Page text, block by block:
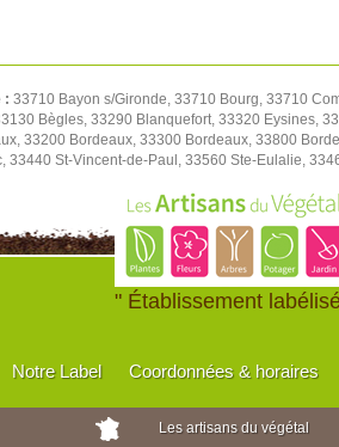
: 33710 Bayon s/Gironde, 33710 Bourg, 33710
Bègles, 33290 Blanquefort, 33320 Eysines,
33200 Bordeaux, 33300 Bordeaux, 33800
33440 St-Vincent-de-Paul, 33560 Ste-Eulalie,
" Établissement
Notre Label Coordonnées & horaires
Les artisans du végétal